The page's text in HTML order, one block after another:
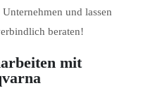
und lassen
beraten!
mit